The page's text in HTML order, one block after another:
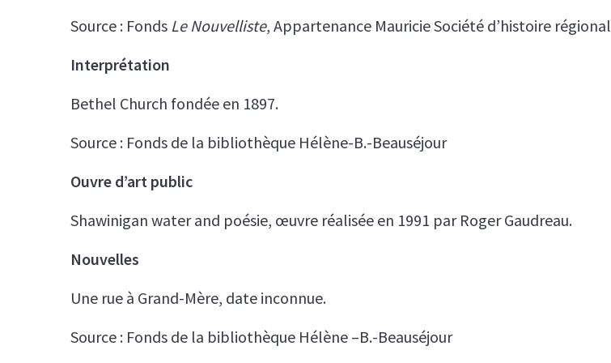
Source : Fonds Le Nouvelliste, Appartenance Mauricie Société d’histoire régional
Interprétation
Bethel Church fondée en 1897.
Source : Fonds de la bibliothèque Hélène-B.-Beauséjour
Ouvre d’art public
Shawinigan water and poésie, œuvre réalisée en 1991 par Roger Gaudreau.
Nouvelles
Une rue à Grand-Mère, date inconnue.
Source : Fonds de la bibliothèque Hélène –B.-Beauséjour